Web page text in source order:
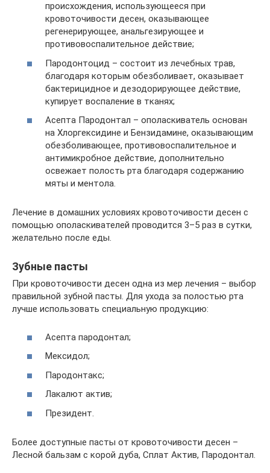
происхождения, использующееся при
кровоточивости десен, оказывающее
регенерирующее, анальгезирующее и
противовоспалительное действие;
Пародонтоцид – состоит из лечебных трав,
благодаря которым обезболивает, оказывает
бактерицидное и дезодорирующее действие,
купирует воспаление в тканях;
Асепта Пародонтал – ополаскиватель основан
на Хлоргексидине и Бензидамине, оказывающим
обезболивающее, противовоспалительное и
антимикробное действие, дополнительно
освежает полость рта благодаря содержанию
мяты и ментола.
Лечение в домашних условиях кровоточивости десен с
помощью ополаскивателей проводится 3–5 раз в сутки,
желательно после еды.
Зубные пасты
При кровоточивости десен одна из мер лечения – выбор
правильной зубной пасты. Для ухода за полостью рта
лучше использовать специальную продукцию:
Асепта пародонтал;
Мексидол;
Пародонтакс;
Лакалют актив;
Президент.
Более доступные пасты от кровоточивости десен –
Лесной бальзам с корой дуба, Сплат Актив, Пародонтал.